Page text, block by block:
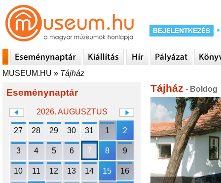
MUSEUM.HU » Tájház
Eseménynaptár
2026. AUGUSZTUS
27 28 29 30 31 1 2
3 4 5 6 7 8 9
10 11 12 13 14 15 16
Tájház - Boldog